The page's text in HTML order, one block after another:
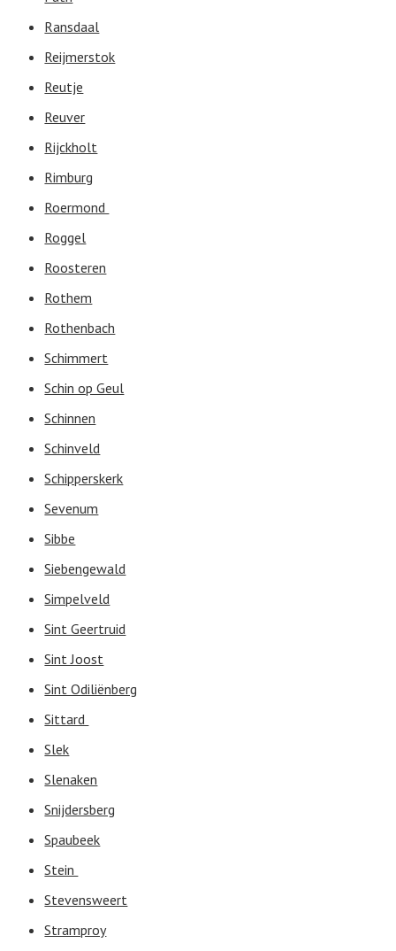
Ransdaal
Reijmerstok
Reutje
Reuver
Rijckholt
Rimburg
Roermond
Roggel
Roosteren
Rothem
Rothenbach
Schimmert
Schin op Geul
Schinnen
Schinveld
Schipperskerk
Sevenum
Sibbe
Siebengewald
Simpelveld
Sint Geertruid
Sint Joost
Sint Odiliënberg
Sittard
Slek
Slenaken
Snijdersberg
Spaubeek
Stein
Stevensweert
Stramproy